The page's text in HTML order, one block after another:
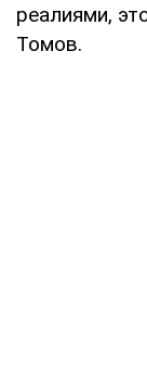
реалиями,
Томов.